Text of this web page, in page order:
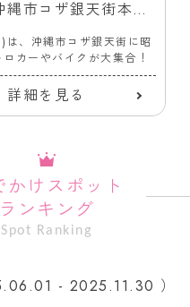
市コザ銀天街本町
、沖縄市コザ銀天街に昭
カーやバイクが大集合！
詳細を見る
かけスポット
ランキング
Spot Ranking
- 2025.11.30 ）